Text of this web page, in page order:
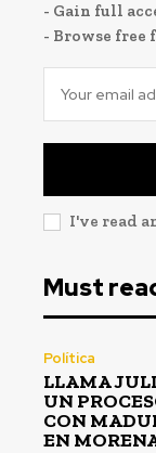
- Gain full
- Browse free
I've read
Must
Política
LLAMA
UN
CON
EN